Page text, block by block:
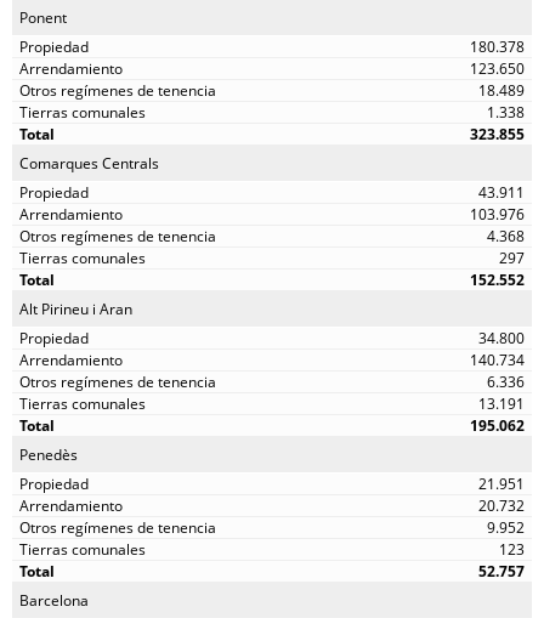
Ponent
180.378
123.650
18.489
1.338
323.855
Comarques Centrals
43.911
103.976
4.368
297
152.552
Alt Pirineu i Aran
34.800
140.734
6.336
13.191
195.062
Penedès
21.951
20.732
9.952
123
52.757
Barcelona